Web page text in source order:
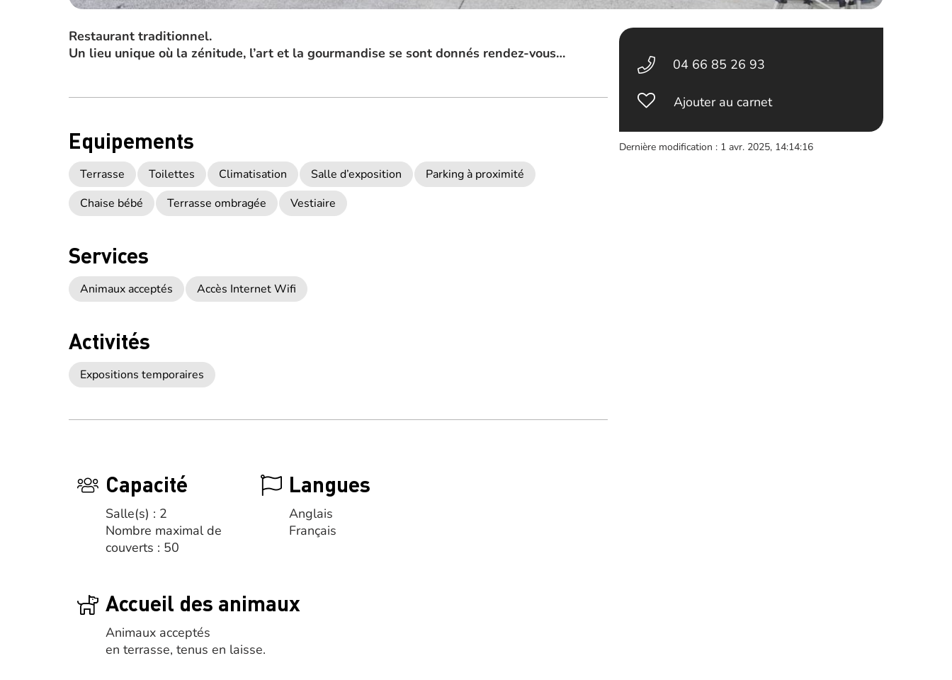
Restaurant traditionnel.
Un lieu unique où la zénitude, l’art et la gourmandise se sont donnés rendez-vous…
Equipements
Terrasse Toilettes Climatisation Salle d’exposition
Parking à proximité
Chaise bébé
Terrasse ombragée Vestiaire
Services
Animaux acceptés Accès Internet Wifi
Activités
Expositions temporaires
Capacité
Salle(s) : 2
Nombre maximal de
couverts : 50
Langues
Anglais
Français
Accueil des animaux
Animaux acceptés
en terrasse, tenus en laisse.
04 66 85 26 93
Ajouter au carnet
Dernière modification : 1 avr. 2025, 14:14:16